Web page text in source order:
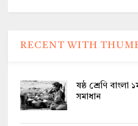
RECENT WITH
ষষ্ঠ শ্রেণি বাংলা
সমাধান